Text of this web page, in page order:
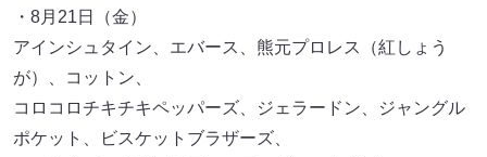
・8月21日（金）
アインシュタイン、エバース、熊元プロレス（紅しょう
が）、コットン、
コロコロチキチキペッパーズ、ジェラードン、ジャングル
ポケット、ビスケットブラザーズ、